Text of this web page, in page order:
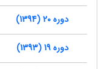
دوره 20 (1394)
دوره 19 (1393)